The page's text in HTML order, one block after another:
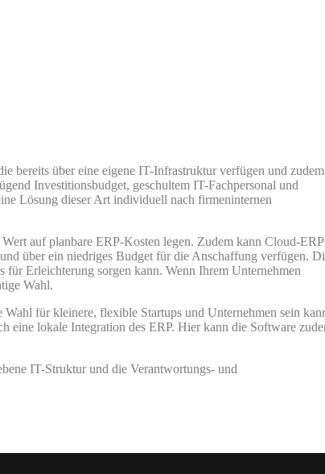
bereits über eine eigene IT-Infrastruktur verfügen und zudem
Investitionsbudget, geschultem IT-Fachpersonal und
Lösung dieser Art individuell nach firmeninternen
auf planbare ERP-Kosten legen. Zudem kann Cloud-ERP
über ein niedriges Budget für die Anschaffung verfügen.
für Erleichterung sorgen kann. Wenn Ihrem Unternehmen
Wahl.
für kleinere, flexible Startups und Unternehmen sein
eine lokale Integration des ERP. Hier kann die Software
IT-Struktur und die Verantwortungs- und